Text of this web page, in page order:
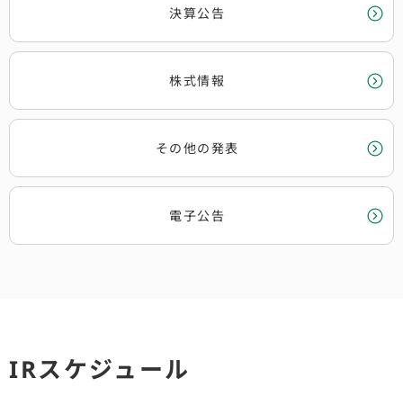
決算公告
株式情報
その他の発表
電子公告
IRスケジュール